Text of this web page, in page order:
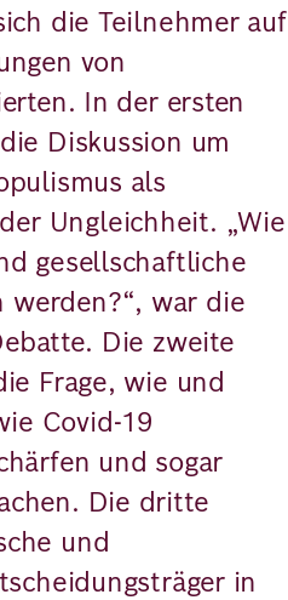
die Teilnehmer auf
von
In der ersten
Diskussion um
als
Ungleichheit. „Wie
gesellschaftliche
werden?“, war die
Die zweite
Frage, wie und
Covid-19
und sogar
Die dritte
und
in